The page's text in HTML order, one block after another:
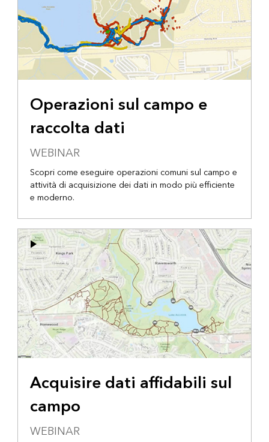
Operazioni sul campo e
raccolta dati
WEBINAR
Scopri come eseguire operazioni comuni sul campo e
attività di acquisizione dei dati in modo più efficiente
e moderno.
Acquisire dati affidabili sul
campo
WEBINAR